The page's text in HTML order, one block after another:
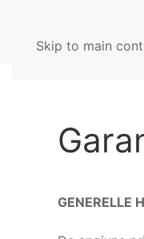
Skip to main
GENERELLE